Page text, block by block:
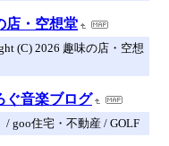
店・空想堂
(C) 2026 趣味の店・空想
ぐ音楽ブログ
/ goo住宅・不動産 / GOLF